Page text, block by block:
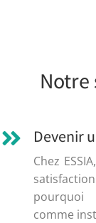
Devenir
Chez
pourquoi
comme